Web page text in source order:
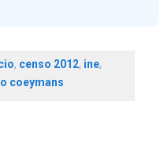
, censo 2012, ine,
coeymans